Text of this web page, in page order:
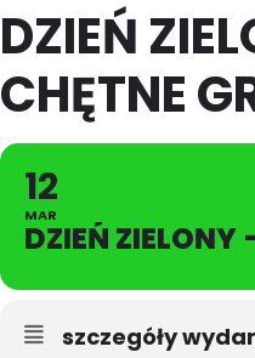
DZIEŃ
CHĘTNE
12
MAR
DZIEŃ ZIELONY
szczegóły